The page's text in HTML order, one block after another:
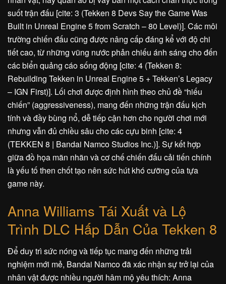
suốt trận đấu [cite: 3 (Tekken 8 Devs Say the Game Was
Built in Unreal Engine 5 from Scratch – 80 Level)]. Các môi
trường chiến đấu cũng được nâng cấp đáng kể với độ chi
tiết cao, từ những vũng nước phản chiếu ánh sáng cho đến
các biển quảng cáo sống động [cite: 4 (Tekken 8:
Rebuilding Tekken in Unreal Engine 5 + Tekken’s Legacy
– IGN First)]. Lối chơi được định hình theo chủ đề “hiếu
chiến” (aggressiveness), mang đến những trận đấu kịch
tính và đầy bùng nổ, dễ tiếp cận hơn cho người chơi mới
nhưng vẫn đủ chiều sâu cho các cựu binh [cite: 4
(TEKKEN 8 | Bandai Namco Studios Inc.)]. Sự kết hợp
giữa đồ họa mãn nhãn và cơ chế chiến đấu cải tiến chính
là yếu tố then chốt tạo nên sức hút khó cưỡng của tựa
game này.
Anna Williams Tái Xuất và Lộ
Trình DLC Hấp Dẫn Của Tekken 8
Để duy trì sức nóng và tiếp tục mang đến những trải
nghiệm mới mẻ, Bandai Namco đã xác nhận sự trở lại của
nhân vật được nhiều người hâm mộ yêu thích: Anna